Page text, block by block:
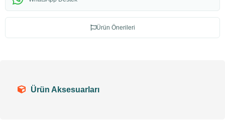
Ürün Önerileri
Ürün Aksesuarları